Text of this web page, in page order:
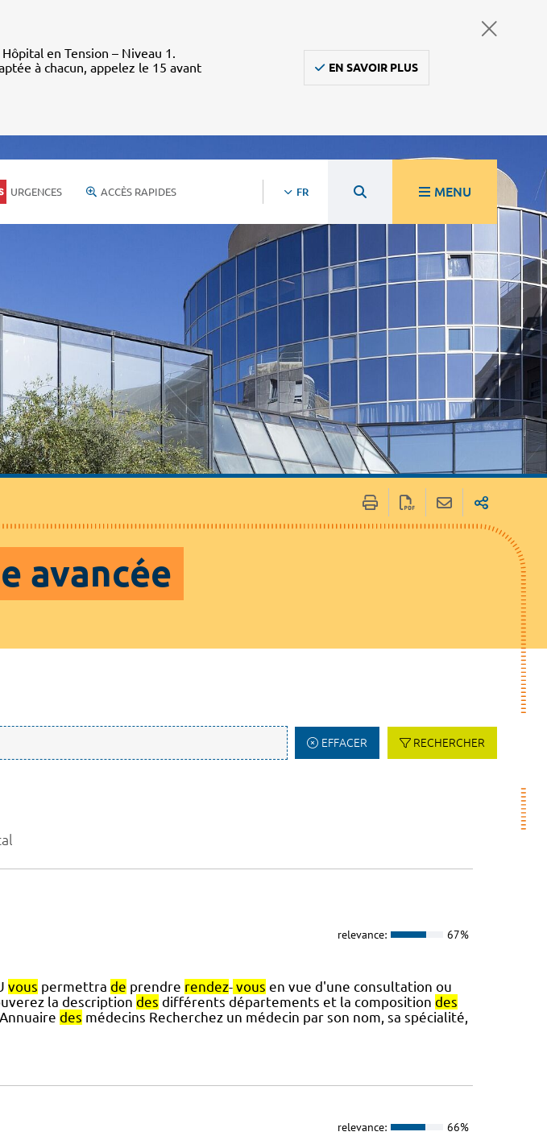
en Tension – Niveau 1.
à chacun, appelez le 15 avant
EN SAVOIR PLUS
URGENCES ACCÈS RAPIDES FR MENU
avancée
EFFACER RECHERCHER
relevance: 67%
vous permettra de prendre rendez- vous en vue d'une consultation ou
la description des différents départements et la composition des
des médecins Recherchez un médecin par son nom, sa spécialité,
relevance: 66%